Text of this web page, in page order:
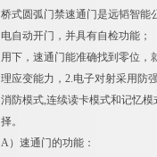
桥式圆弧门禁速通门是远韬智能
电自动开门，并具有自检功能；
用下，速通门能准确找到零位，
理应变能力，2.电子对射采用防
消防模式,连续读卡模式和记忆
择。
A）速通门的功能：